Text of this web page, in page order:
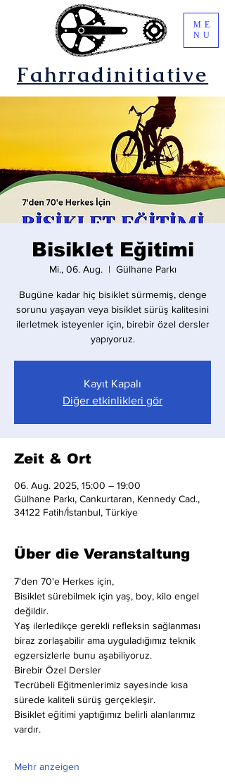
Fahrradinitiative
ME
NU
Bisiklet Eğitimi
Mi., 06. Aug.
  |
Gülhane Parkı
Bugüne kadar hiç bisiklet sürmemiş, denge
sorunu yaşayan veya bisiklet sürüş kalitesini
ilerletmek isteyenler için, birebir özel dersler
yapıyoruz.
Kayıt Kapalı
Diğer etkinlikleri gör
Zeit & Ort
06. Aug. 2025, 15:00 – 19:00
Gülhane Parkı, Cankurtaran, Kennedy Cad.,
34122 Fatih/İstanbul, Türkiye
Über die Veranstaltung
7'den 70'e Herkes için,
Bisiklet sürebilmek için yaş, boy, kilo engel
değildir.
Yaş ilerledikçe gerekli refleksin sağlanması
biraz zorlaşabilir ama uyguladığımız teknik
egzersizlerle bunu aşabiliyoruz.
Birebir Özel Dersler
Tecrübeli Eğitmenlerimiz sayesinde kısa
sürede kaliteli sürüş gerçekleşir.
Bisiklet eğitimi yaptığımız belirli alanlarımız
vardır.
Mehr anzeigen